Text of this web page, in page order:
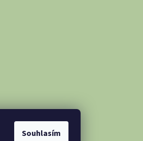
Souhlasím